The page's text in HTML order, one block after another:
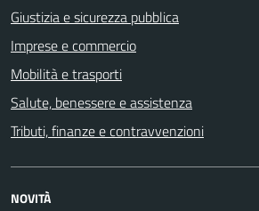
Giustizia e sicurezza pubblica
Imprese e commercio
Mobilità e trasporti
Salute, benessere e assistenza
Tributi, finanze e contravvenzioni
NOVITÀ